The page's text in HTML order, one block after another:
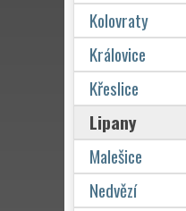
Kolovraty
Královice
Křeslice
Lipany
Malešice
Nedvězí